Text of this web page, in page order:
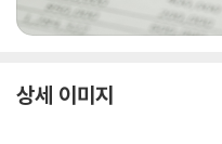
상세 이미지